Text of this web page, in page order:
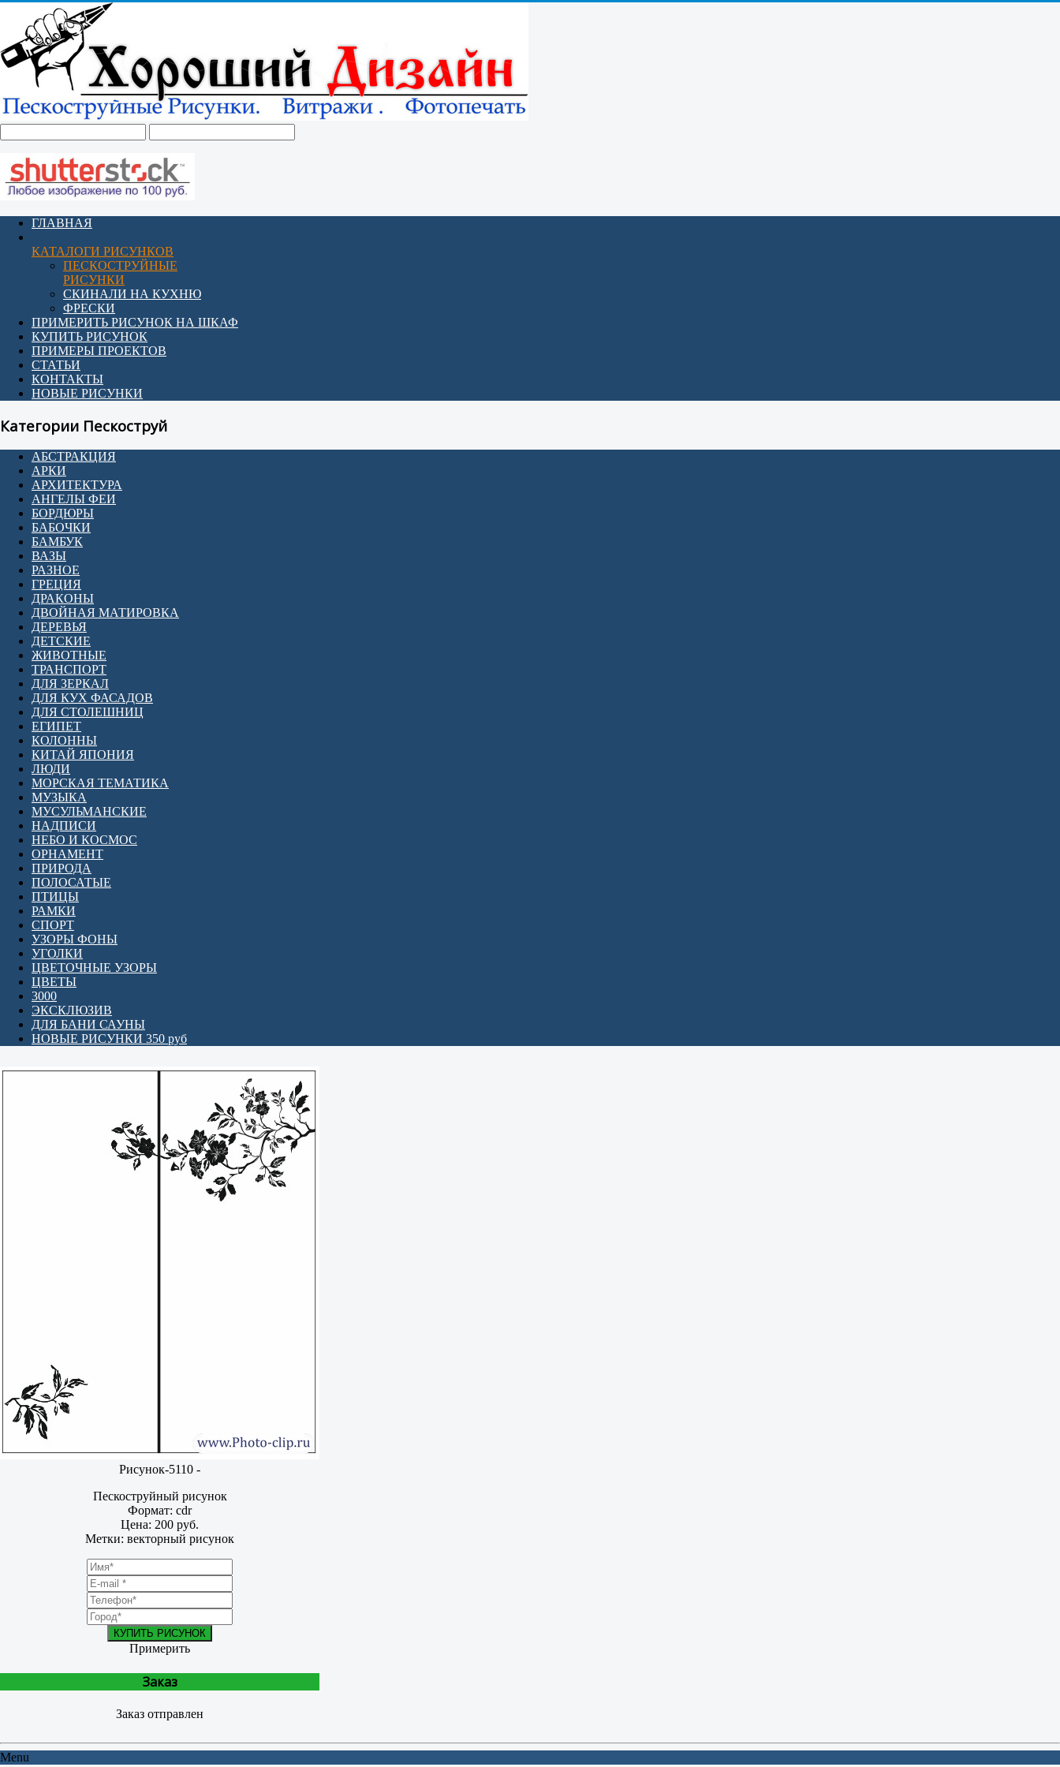
ГЛАВНАЯ
КАТАЛОГИ РИСУНКОВ
ПЕСКОСТРУЙНЫЕ
РИСУНКИ
СКИНАЛИ НА КУХНЮ
ФРЕСКИ
ПРИМЕРИТЬ РИСУНОК НА ШКАФ
КУПИТЬ РИСУНОК
ПРИМЕРЫ ПРОЕКТОВ
СТАТЬИ
КОНТАКТЫ
НОВЫЕ РИСУНКИ
Категории Пескоструй
АБСТРАКЦИЯ
АРКИ
АРХИТЕКТУРА
АНГЕЛЫ ФЕИ
БОРДЮРЫ
БАБОЧКИ
БАМБУК
ВАЗЫ
РАЗНОЕ
ГРЕЦИЯ
ДРАКОНЫ
ДВОЙНАЯ МАТИРОВКА
ДЕРЕВЬЯ
ДЕТСКИЕ
ЖИВОТНЫЕ
ТРАНСПОРТ
ДЛЯ ЗЕРКАЛ
ДЛЯ КУХ ФАСАДОВ
ДЛЯ СТОЛЕШНИЦ
ЕГИПЕТ
КОЛОННЫ
КИТАЙ ЯПОНИЯ
ЛЮДИ
МОРСКАЯ ТЕМАТИКА
МУЗЫКА
МУСУЛЬМАНСКИЕ
НАДПИСИ
НЕБО И КОСМОС
ОРНАМЕНТ
ПРИРОДА
ПОЛОСАТЫЕ
ПТИЦЫ
РАМКИ
СПОРТ
УЗОРЫ ФОНЫ
УГОЛКИ
ЦВЕТОЧНЫЕ УЗОРЫ
ЦВЕТЫ
3000
ЭКСКЛЮЗИВ
ДЛЯ БАНИ САУНЫ
НОВЫЕ РИСУНКИ 350 руб
Рисунок-5110 -
Пескоструйный рисунок
Формат: cdr
Цена: 200 руб.
Метки: векторный рисунок
КУПИТЬ РИСУНОК
Примерить
Заказ
Заказ отправлен
Menu